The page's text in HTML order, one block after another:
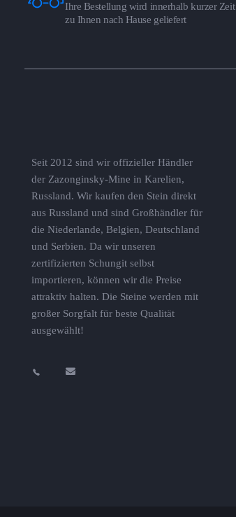
Ihre Bestellung wird innerhalb kurzer Zeit
zu Ihnen nach Hause geliefert
Seit 2012 sind wir offizieller Händler
der Zazonginsky-Mine in Karelien,
Russland. Wir kaufen den Stein direkt
aus Russland und sind Großhändler für
die Niederlande, Belgien, Deutschland
und Serbien. Da wir unseren
zertifizierten Schungit selbst
importieren, können wir die Preise
attraktiv halten. Die Steine ​​werden mit
großer Sorgfalt für beste Qualität
ausgewählt!